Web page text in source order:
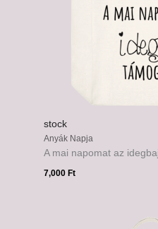
stock
Anyák Napja
A mai napomat az
7,000 Ft